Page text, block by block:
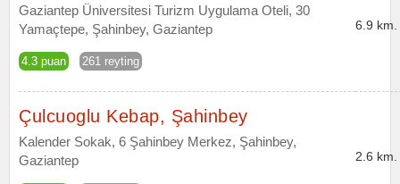
Gaziantep Üniversitesi Turizm Uygulama Oteli, 30
Yamaçtepe, Şahinbey, Gaziantep
4.3 puan 261 reyting
6.9 km.
Çulcuoglu Kebap, Şahinbey
Kalender Sokak, 6 Şahinbey Merkez, Şahinbey,
Gaziantep
2.6 km.